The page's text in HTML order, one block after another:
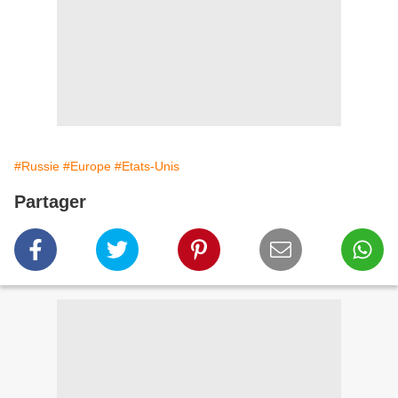
#Russie #Europe #Etats-Unis
Partager